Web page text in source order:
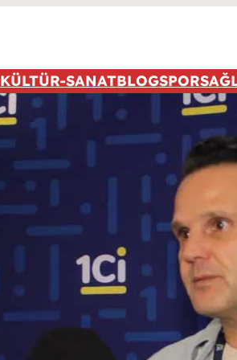
KÜLTÜR-SANATBLOGSPOR